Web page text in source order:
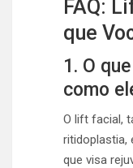
FAQ:
que
1. O
como
O lift facial,
ritidoplastia,
que visa